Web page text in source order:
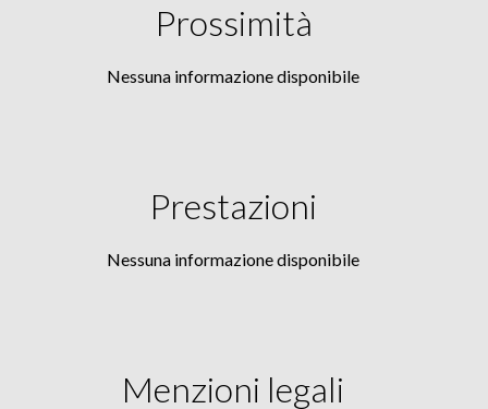
Prossimità
Nessuna informazione disponibile
Prestazioni
Nessuna informazione disponibile
Menzioni legali